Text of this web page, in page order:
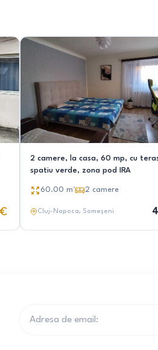
2 camere, la casa, 60 mp, cu
spatiu verde, zona pod IRA
60.00 m² 2 camere
Cluj-Napoca, Someșeni